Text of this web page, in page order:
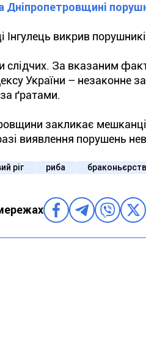
Дніпропетровщині
Інгулець викрив
слідчих. За вказаним
України – незаконне
ґратами.
закликає
виявлення порушень
ріг риба